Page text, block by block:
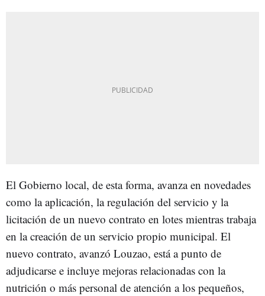
El Gobierno local, de esta forma, avanza en novedades
como la aplicación, la regulación del servicio y la
licitación de un nuevo contrato en lotes mientras trabaja
en la creación de un servicio propio municipal. El
nuevo contrato, avanzó Louzao, está a punto de
adjudicarse e incluye mejoras relacionadas con la
nutrición o más personal de atención a los pequeños,